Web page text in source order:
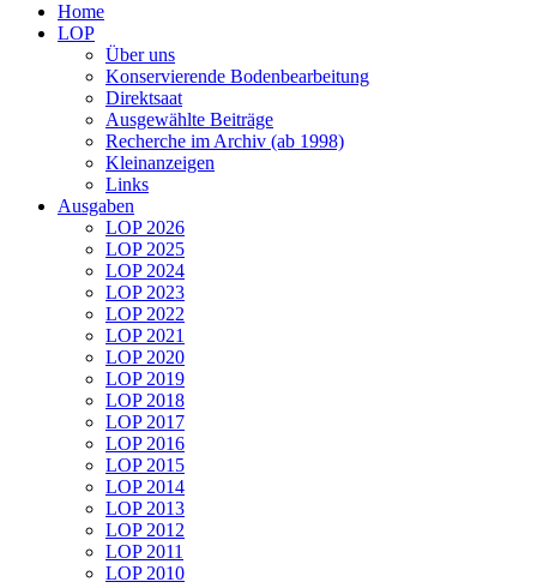
Home
LOP
Über uns
Konservierende Bodenbearbeitung
Direktsaat
Ausgewählte Beiträge
Recherche im Archiv (ab 1998)
Kleinanzeigen
Links
Ausgaben
LOP 2026
LOP 2025
LOP 2024
LOP 2023
LOP 2022
LOP 2021
LOP 2020
LOP 2019
LOP 2018
LOP 2017
LOP 2016
LOP 2015
LOP 2014
LOP 2013
LOP 2012
LOP 2011
LOP 2010